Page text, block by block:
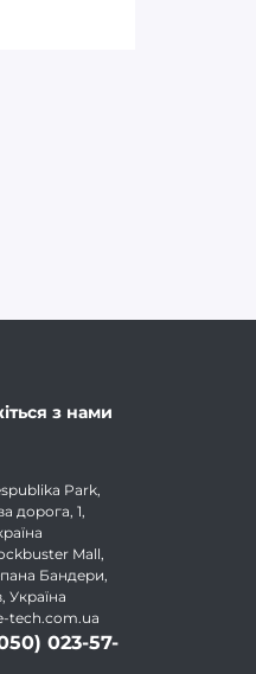
з нами
Park,
дорога, 1,
Mall,
Бандери,
Україна
tech.com.ua
023-57-